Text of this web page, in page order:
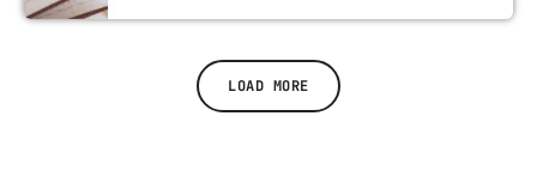
LOAD MORE